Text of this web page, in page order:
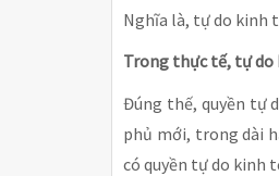
Nghĩa là, tự do kinh
Trong thực tế, tự do
Đúng thế, quyền tự
phủ mới, trong dài
có quyền tự do kinh